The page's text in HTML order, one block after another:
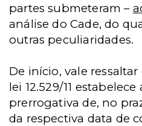
partes submeteram –
análise do Cade, do
outras peculiaridades.
De início, vale ressaltar
lei 12.529/11 estabelece
prerrogativa de, no
da respectiva data de